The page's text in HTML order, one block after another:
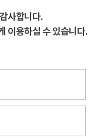
사합니다.
이용하실 수 있습니다.